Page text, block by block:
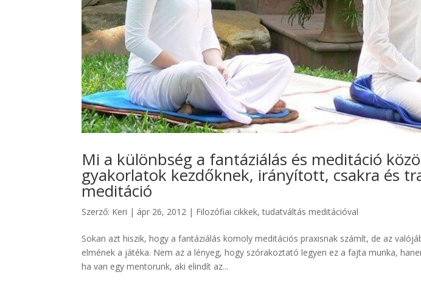
Mi a különbség a fantáziálás és meditáció
gyakorlatok kezdőknek, irányított, csakra és
meditáció
Szerző: Keri | ápr 26, 2012 | Filozófiai cikkek,tudatváltás meditációval
Sokan azt hiszik, hogy a fantáziálás komoly meditációs praxisnak számít, de az
elmének a játéka. Nem az a lényeg, hogy szórakoztató legyen ez a fajta munka,
ha van egy mentorunk, aki elindít az...